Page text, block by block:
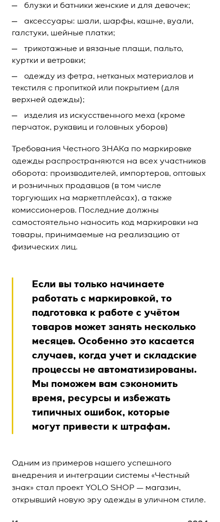
блузки и батники женские и для девочек;
аксессуары: шали, шарфы, кашне, вуали,
галстуки, шейные платки;
трикотажные и вязаные плащи, пальто,
куртки и ветровки;
одежду из фетра, нетканых материалов и
текстиля с пропиткой или покрытием (для
верхней одежды);
изделия из искусственного меха (кроме
перчаток, рукавиц и головных уборов)
Требования Честного ЗНАКа по маркировке
одежды распространяются на всех участников
оборота: производителей, импортеров, оптовых
и розничных продавцов (в том числе
торгующих на маркетплейсах), а также
комиссионеров. Последние должны
самостоятельно наносить код маркировки на
товары, принимаемые на реализацию от
физических лиц.
Если вы только начинаете
работать с маркировкой, то
подготовка к работе с учётом
товаров может занять несколько
месяцев. Особенно это касается
случаев, когда учет и складские
процессы не автоматизированы.
Мы поможем вам сэкономить
время, ресурсы и избежать
типичных ошибок, которые
могут привести к штрафам.
Одним из примеров нашего успешного
внедрения и интеграции системы «Честный
знак» стал проект YOLO SHOP — магазин,
открывший новую эру одежды в уличном стиле.